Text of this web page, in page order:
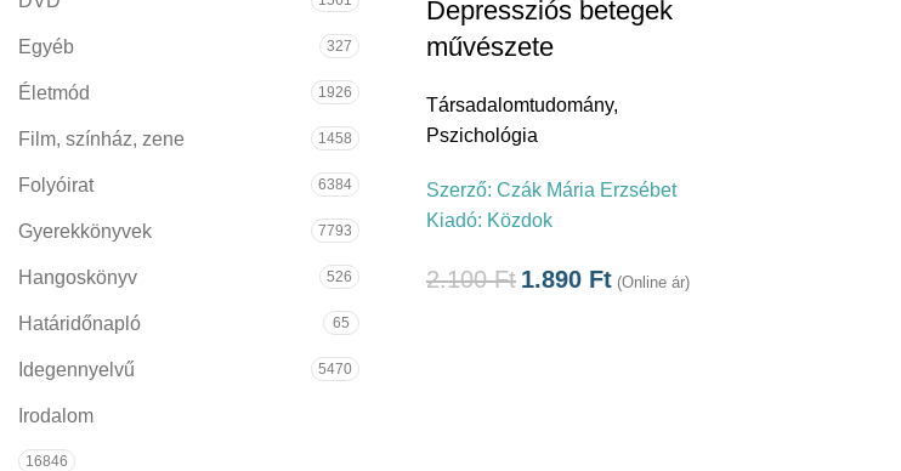
Egyéb 327
Életmód 1926
Film, színház, zene 1458
Folyóirat 6384
Gyerekkönyvek 7793
Hangoskönyv 526
Határidőnapló 65
Idegennyelvű 5470
Irodalom
16846
Depressziós betegek
művészete
Társadalomtudomány,
Pszichológia
Szerző: Czák Mária Erzsébet
Kiadó: Közdok
2.100Ft 1.890 Ft (Online ár)